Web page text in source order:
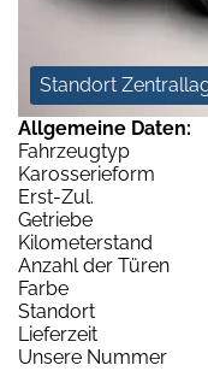
Standort
Allgemeine Daten:
Fahrzeugtyp
Karosserieform
Erst-Zul.
Getriebe
Kilometerstand
Anzahl der Türen
Farbe
Standort
Lieferzeit
Unsere Nummer